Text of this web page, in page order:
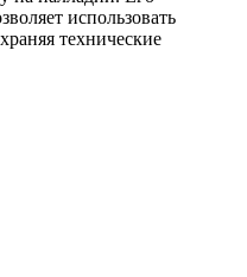
использовать
технические